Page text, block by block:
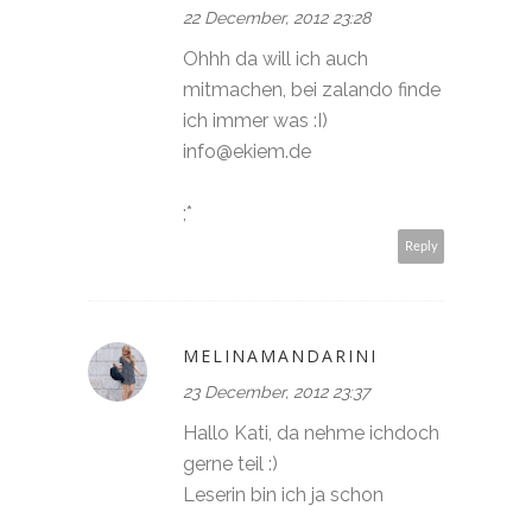
22 December, 2012 23:28
Ohhh da will ich auch
mitmachen, bei zalando finde
ich immer was :I)
info@ekiem.de
;*
Reply
MELINAMANDARINI
23 December, 2012 23:37
Hallo Kati, da nehme ichdoch
gerne teil :)
Leserin bin ich ja schon